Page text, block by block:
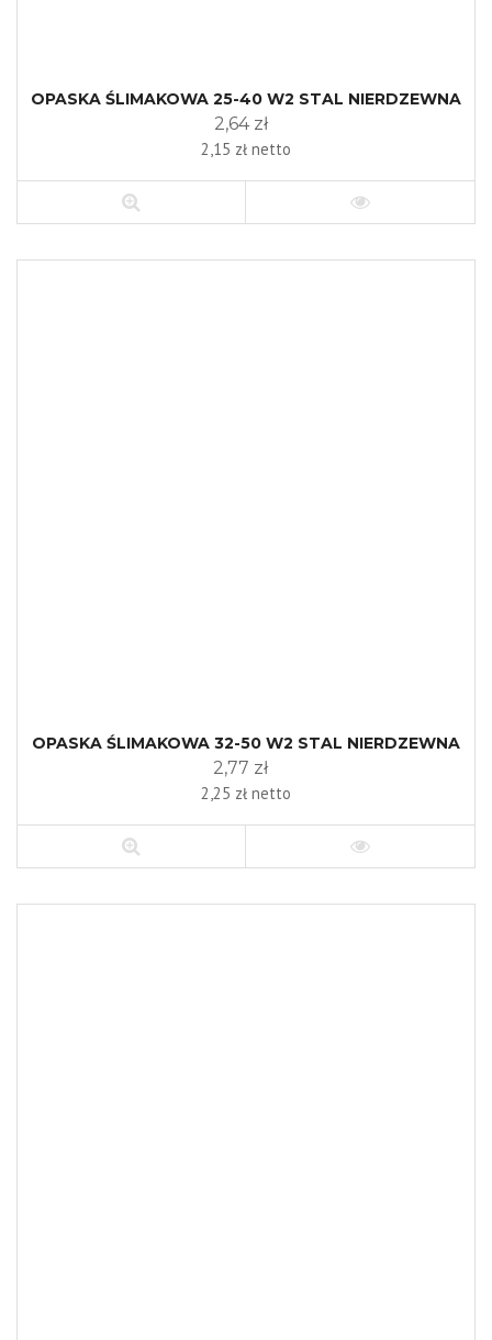
OPASKA ŚLIMAKOWA 25-40 W2 STAL NIERDZEWNA
2,64 zł
2,15 zł netto
OPASKA ŚLIMAKOWA 32-50 W2 STAL NIERDZEWNA
2,77 zł
2,25 zł netto